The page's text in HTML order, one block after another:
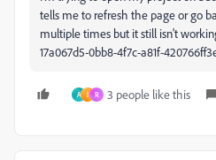
tells me to refresh the page or go
multiple times but it still isn't
17a067d5-0bb8-4f7c-a81f-
A I R 3 people like this